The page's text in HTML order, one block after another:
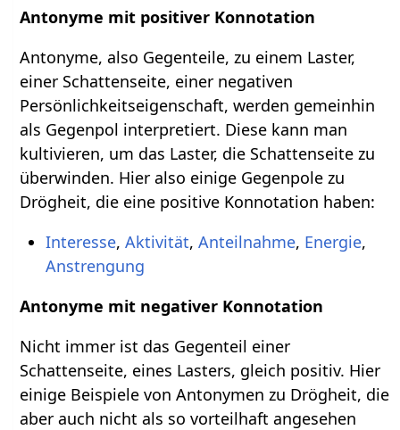
Antonyme mit positiver Konnotation
Antonyme, also Gegenteile, zu einem Laster,
einer Schattenseite, einer negativen
Persönlichkeitseigenschaft, werden gemeinhin
als Gegenpol interpretiert. Diese kann man
kultivieren, um das Laster, die Schattenseite zu
überwinden. Hier also einige Gegenpole zu
Drögheit, die eine positive Konnotation haben:
Interesse, Aktivität, Anteilnahme, Energie,
Anstrengung
Antonyme mit negativer Konnotation
Nicht immer ist das Gegenteil einer
Schattenseite, eines Lasters, gleich positiv. Hier
einige Beispiele von Antonymen zu Drögheit, die
aber auch nicht als so vorteilhaft angesehen